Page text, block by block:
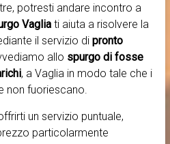
potresti andare incontro a
Vaglia ti aiuta a risolvere la
il servizio di pronto
allo spurgo di fosse
, a Vaglia in modo tale che i
non fuoriescano.
un servizio puntuale,
particolarmente